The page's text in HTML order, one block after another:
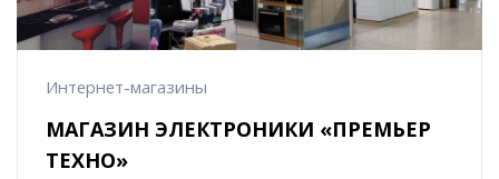
Интернет-магазины
МАГАЗИН ЭЛЕКТРОНИКИ «ПРЕМЬЕР
ТЕХНО»